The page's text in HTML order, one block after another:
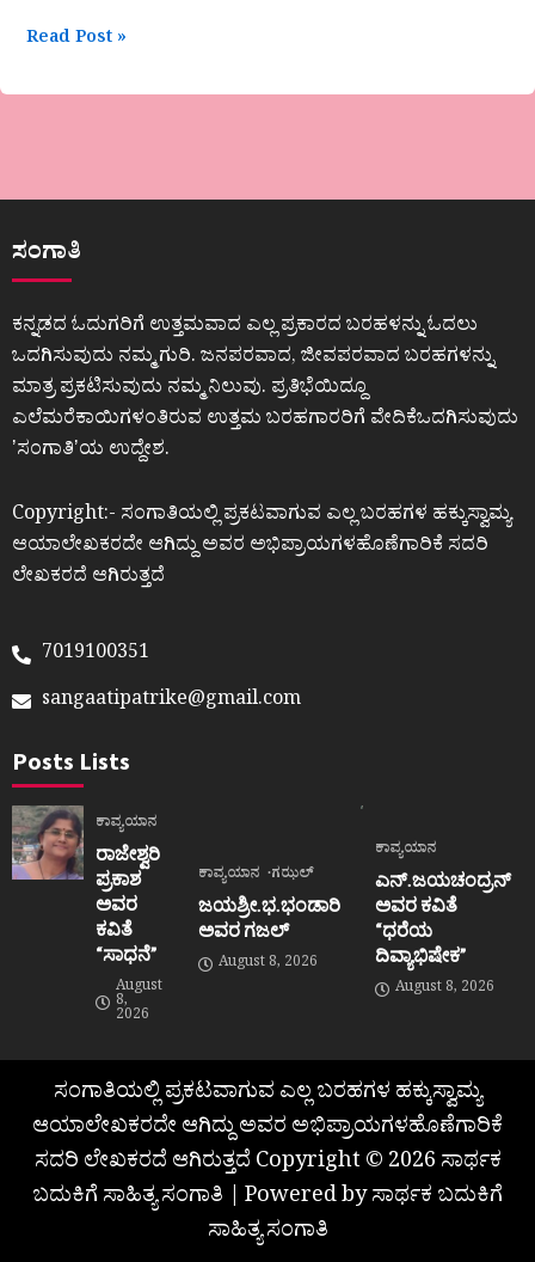
Read Post »
ಸಂಗಾತಿ
ಕನ್ನಡದ ಓದುಗರಿಗೆ ಉತ್ತಮವಾದ ಎಲ್ಲ ಪ್ರಕಾರದ ಬರಹಳನ್ನು ಓದಲು
ಒದಗಿಸುವುದು ನಮ್ಮ ಗುರಿ. ಜನಪರವಾದ, ಜೀವಪರವಾದ ಬರಹಗಳನ್ನು
ಮಾತ್ರ ಪ್ರಕಟಿಸುವುದು ನಮ್ಮ ನಿಲುವು. ಪ್ರತಿಭೆಯಿದ್ದೂ
ಎಲೆಮರೆಕಾಯಿಗಳಂತಿರುವ ಉತ್ತಮ ಬರಹಗಾರರಿಗೆ ವೇದಿಕೆಒದಗಿಸುವುದು
ʼಸಂಗಾತಿʼಯ ಉದ್ದೇಶ.
Copyright:- ಸಂಗಾತಿಯಲ್ಲಿ ಪ್ರಕಟವಾಗುವ ಎಲ್ಲ ಬರಹಗಳ ಹಕ್ಕುಸ್ವಾಮ್ಯ
ಆಯಾಲೇಖಕರದೇ ಆಗಿದ್ದು ಅವರ ಅಭಿಪ್ರಾಯಗಳಹೊಣೆಗಾರಿಕೆ ಸದರಿ
ಲೇಖಕರದೆ ಆಗಿರುತ್ತದೆ
7019100351
sangaatipatrike@gmail.com
Posts Lists
ಕಾವ್ಯಯಾನ
ರಾಜೇಶ್ವರಿ
ಪ್ರಕಾಶ
ಅವರ
ಕವಿತೆ
“ಸಾಧನೆ”
August
8,
2026
ಕಾವ್ಯಯಾನ ಗಝಲ್
ಜಯಶ್ರೀ.ಭ.ಭಂಡಾರಿ
ಅವರ ಗಜಲ್
August 8, 2026
ಕಾವ್ಯಯಾನ
ಎನ್.ಜಯಚಂದ್ರನ್
ಅವರ ಕವಿತೆ
“ಧರೆಯ
ದಿವ್ಯಾಭಿಷೇಕ”
August 8, 2026
ಸಂಗಾತಿಯಲ್ಲಿ ಪ್ರಕಟವಾಗುವ ಎಲ್ಲ ಬರಹಗಳ ಹಕ್ಕುಸ್ವಾಮ್ಯ
ಆಯಾಲೇಖಕರದೇ ಆಗಿದ್ದು ಅವರ ಅಭಿಪ್ರಾಯಗಳಹೊಣೆಗಾರಿಕೆ
ಸದರಿ ಲೇಖಕರದೆ ಆಗಿರುತ್ತದೆ Copyright © 2026 ಸಾರ್ಥಕ
ಬದುಕಿಗೆ ಸಾಹಿತ್ಯ ಸಂಗಾತಿ | Powered by ಸಾರ್ಥಕ ಬದುಕಿಗೆ
ಸಾಹಿತ್ಯ ಸಂಗಾತಿ